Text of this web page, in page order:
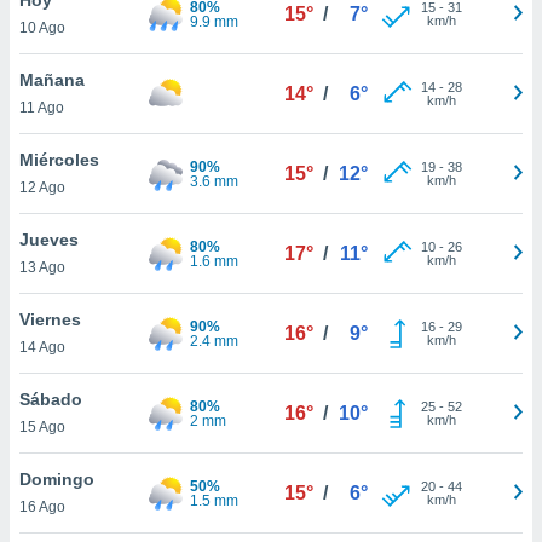
en
más
nuestra
de
cookies
aceptar
10 Ago
80%
9.9 mm
15° / 7° 15- 31
km/h
Mañana
11 Ago
14° / 6° 14- 28
km/h
Miércoles
12 Ago
90%
3.6 mm
15° / 12° 19- 38
km/h
Jueves
13 Ago
80%
1.6 mm
17° / 11° 10- 26
km/h
Viernes
14 Ago
90%
2.4 mm
16° / 9° 16- 29
km/h
Sábado
15 Ago
80%
2 mm
16° / 10° 25- 52
km/h
Domingo
16 Ago
50%
1.5 mm
15° / 6° 20- 44
km/h